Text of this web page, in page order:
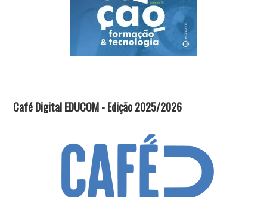
Café Digital EDUCOM - Edição 2025/2026